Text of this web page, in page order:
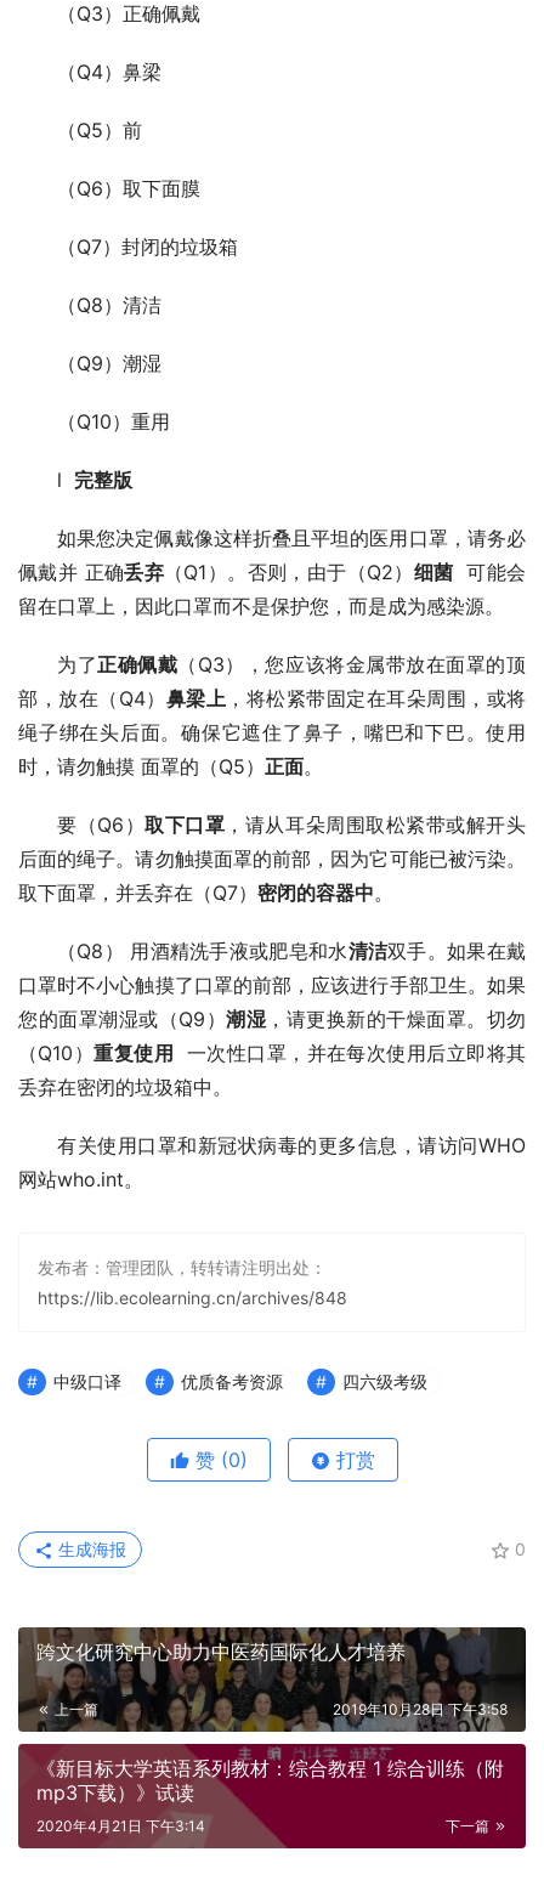
（Q3）正确佩戴
（Q4）鼻梁
（Q5）前
（Q6）取下面膜
（Q7）封闭的垃圾箱
（Q8）清洁
（Q9）潮湿
（Q10）重用
l 完整版
如果您决定佩戴像这样折叠且平坦的医用口罩，请务必
佩戴并 正确丢弃 （Q1）。否则，由于（Q2） 细菌 可能会
留在口罩上，因此口罩而不是保护您，而是成为感染源。
为了正确佩戴 （Q3），您应该将金属带放在面罩的顶
部，放在（Q4） 鼻梁上 ，将松紧带固定在耳朵周围，或将
绳子绑在头后面。确保它遮住了鼻子，嘴巴和下巴。使用
时，请勿触摸 面罩的（Q5） 正面。
要（Q6）取下口罩 ，请从耳朵周围取松紧带或解开头
后面的绳子。请勿触摸面罩的前部，因为它可能已被污染。
取下面罩，并丢弃在（Q7） 密闭的容器中。
（Q8） 用酒精洗手液或肥皂和水清洁双手。如果在戴
口罩时不小心触摸了口罩的前部，应该进行手部卫生。如果
您的面罩潮湿或（Q9） 潮湿 ，请更换新的干燥面罩。切勿
（Q10）重复使用
一次性口罩，并在每次使用后立即将其
丢弃在密闭的垃圾箱中。
有关使用口罩和新冠状病毒的更多信息，请访问WHO
网站who.int。
发布者：管理团队，转转请注明出处：
https://lib.ecolearning.cn/archives/848
中级口译 优质备考资源 四六级考级
赞 (0) 打赏
0
生成海报
跨文化研究中心助力中医药国际化人才培养
上一篇 2019年10月28日 下午3:58
《新目标大学英语系列教材：综合教程 1 综合训练（附
mp3下载）》试读
下一篇
2020年4月21日 下午3:14